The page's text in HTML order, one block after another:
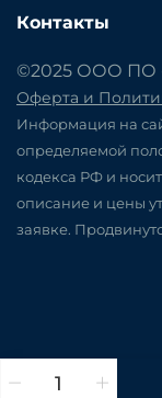
Контакты
©2025 ООО ПО
Оферта и
Информация на
определяемой
кодекса РФ и
описание и цены
заявке.